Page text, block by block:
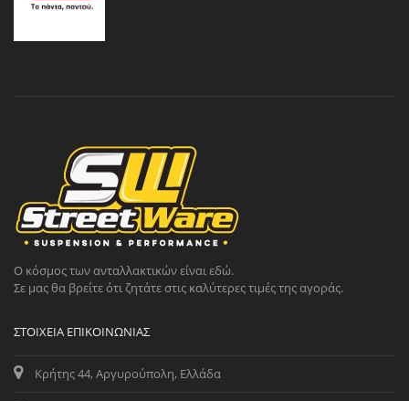
Ο κόσμος των ανταλλακτικών είναι εδώ.
Σε μας θα βρείτε ότι ζητάτε στις καλύτερες τιμές της αγοράς.
ΣΤΟΙΧΕΊΑ ΕΠΙΚΟΙΝΩΝΊΑΣ
Κρήτης 44, Αργυρούπολη, Ελλάδα